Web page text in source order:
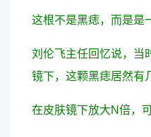
这根不是黑痣，而是是
刘伦飞主任回忆说，当
镜下，这颗黑痣居然有
在皮肤镜下放大N倍，